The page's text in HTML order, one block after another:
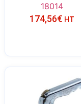
18014
174,56€ HT